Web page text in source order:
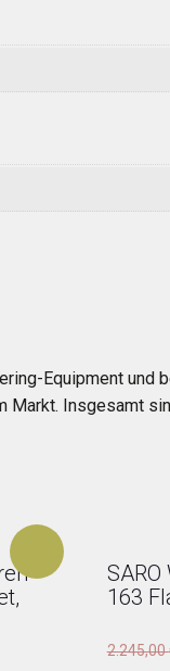
4110
Equipment
Insgesamt
163
2.245,00